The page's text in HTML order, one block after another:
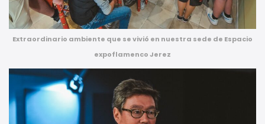
Extraordinario ambiente que se vivió en nuestra sede de Espacio
expoflamenco Jerez